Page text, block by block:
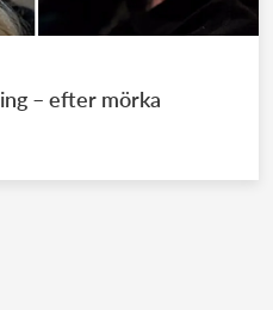
– efter mörka